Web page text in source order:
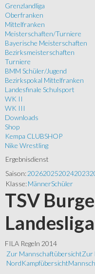
Grenzlandliga
Oberfranken
Mittelfranken
Meisterschaften/Turniere
Bayerische Meisterschaften
Bezirksmeisterschaften
Turniere
BMM Schüler/Jugend
Bezirkspokal Mittelfranken
Landesfinale Schulsport
WK II
WK III
Downloads
Shop
Kempa CLUBSHOP
Nike Wrestling
Ergebnisdienst
Saison:2026202520242023
Klasse:MännerSchüler
TSV
FILA Regeln 2014
Zur MannschaftübersichtZur
NordKampfübersicht